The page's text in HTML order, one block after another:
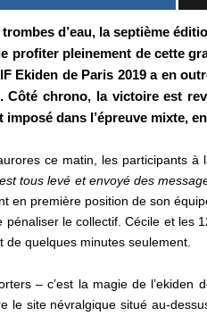
d’eau, la septième
profiter pleinement de cette
Ekiden de Paris 2019 a en
Côté chrono, la victoire est
imposé dans l’épreuve mixte,
ce matin, les participants à
tous levé et envoyé des
en première position de son
pénaliser le collectif. Cécile et les
de quelques minutes seulement.
– c’est la magie de
le site névralgique situé au-